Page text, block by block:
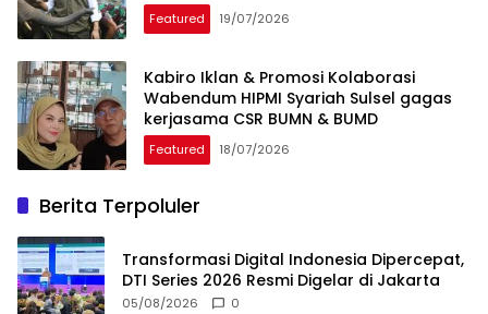
Featured 19/07/2026
Kabiro Iklan & Promosi Kolaborasi
Wabendum HIPMI Syariah Sulsel gagas
kerjasama CSR BUMN & BUMD
Featured 18/07/2026
Berita Terpoluler
Transformasi Digital Indonesia Dipercepat,
DTI Series 2026 Resmi Digelar di Jakarta
05/08/2026 0